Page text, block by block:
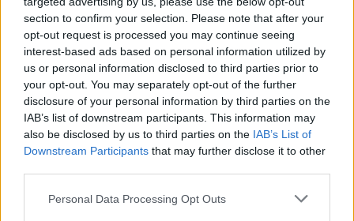
section to confirm your selection. Please note that after your
opt-out request is processed you may continue seeing
interest-based ads based on personal information utilized by
us or personal information disclosed to third parties prior to
your opt-out. You may separately opt-out of the further
disclosure of your personal information by third parties on the
IAB’s list of downstream participants. This information may
also be disclosed by us to third parties on the IAB’s List of
Downstream Participants that may further disclose it to other
Personal Data Processing Opt Outs
Veillez à ce que le lave-linge ne soit pas trop encastré
ou serré contre le mur. Laissez toujours un espace de
quelques centimètres à l’arrière pour éviter d’écraser
les tuyaux. Dans une pièce humide, surveillez
également l’état des joints et du flexible d’arrivée
d’eau qui peut s’user plus vite.
Fuites après une installation :
comment les repérer et les corriger ?